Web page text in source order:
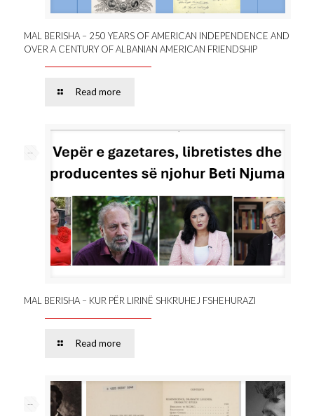
MAL BERISHA – 250 YEARS OF AMERICAN INDEPENDENCE AND
OVER A CENTURY OF ALBANIAN AMERICAN FRIENDSHIP
Read more
--
MAL BERISHA – KUR PËR LIRINË SHKRUHEJ FSHEHURAZI
Read more
--